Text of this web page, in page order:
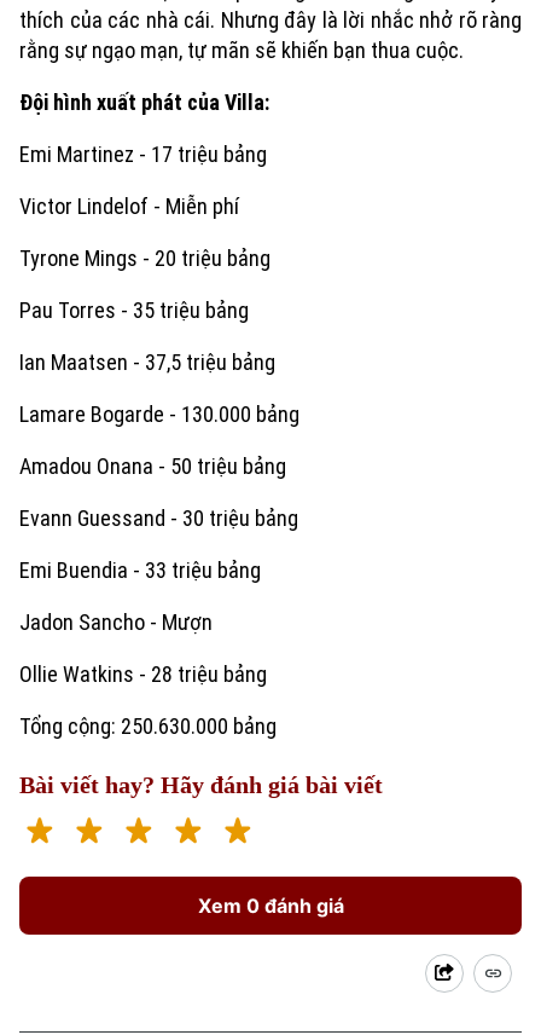
Người Việt 4 phương
Cafe sáng
Tài chính Ngân hàng
Doanh nghiệp
Tin tức
Tàu và Xe
Ô tô
Tàu
Xe máy
Thị trường
Đánh giá
Giáo dục
Tin tức
Tuyển sinh
Hướng nghiệp
Văn hóa
Dinh dưỡng
Tư vấn sức khỏe
Thể thao
Bóng đá
Quần vợt
Golf
Giải trí
thích của các nhà cái. Nhưng đây là lời nhắc nhở rõ ràng
rằng sự ngạo mạn, tự mãn sẽ khiến bạn thua cuộc.
Đội hình xuất phát của Villa:
Emi Martinez - 17 triệu bảng
Victor Lindelof - Miễn phí
Tyrone Mings - 20 triệu bảng
Pau Torres - 35 triệu bảng
Ian Maatsen - 37,5 triệu bảng
Lamare Bogarde - 130.000 bảng
Amadou Onana - 50 triệu bảng
Evann Guessand - 30 triệu bảng
Emi Buendia - 33 triệu bảng
Jadon Sancho - Mượn
Ollie Watkins - 28 triệu bảng
Tổng cộng: 250.630.000 bảng
Bài viết hay? Hãy đánh giá bài viết
Xem 0 đánh giá